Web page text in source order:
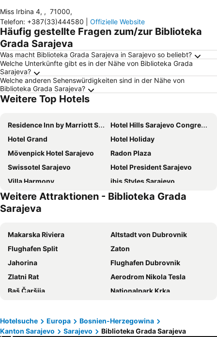
Miss Irbina 4, , 71000,
Telefon: +387(33)444580 Offizielle Website
Häufig gestellte Fragen zum/zur Biblioteka
Grada Sarajeva
Was macht Biblioteka Grada Sarajeva in Sarajevo so beliebt?
Welche Unterkünfte gibt es in der Nähe von Biblioteka Grada
Sarajeva?
Welche anderen Sehenswürdigkeiten sind in der Nähe von
Biblioteka Grada Sarajeva?
Weitere Top Hotels
Residence Inn by Marriott Sarajevo
Hotel Hills Sarajevo Congress & Thermal Spa Resort
Hotel Grand
Hotel Holiday
Mövenpick Hotel Sarajevo
Radon Plaza
Swissotel Sarajevo
Hotel President Sarajevo
Villa Harmony
ibis Styles Sarajevo
Courtyard by Marriott Sarajevo
Hollywood Hotel
Hotel Hayat Hills
Bosmal Arjaan by Rotana
Hotel Astra
Hotel Central
Hotel Bistrik City Center
Pino Nature Hotel, BW Premier Collection
Malak Regency Hotel
Hotel Cosmopolit
Hotel Bjelasnica
Hotel Hayat
Hotel Saraj
Hotel Colors Inn
Hotel VIP
Weitere Attraktionen - Biblioteka Grada
Sarajeva
Makarska Riviera
Altstadt von Dubrovnik
Flughafen Split
Zaton
Jahorina
Flughafen Dubrovnik
Zlatni Rat
Aerodrom Nikola Tesla
Baš Čaršija
Nationalpark Krka
Plaza
Park
Flughafen Podgorica
Novi Beograd
Hotelsuche Europa
Bosnien-Herzegowina
Kanton Sarajevo
Sarajevo Biblioteka Grada Sarajeva